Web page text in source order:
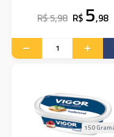
R$ 5,98 R$ 5,98
150